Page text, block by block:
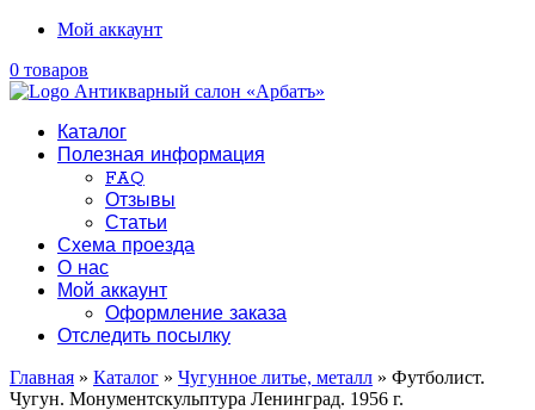
Мой аккаунт
0 товаров
Каталог
Полезная информация
FAQ
Отзывы
Статьи
Схема проезда
О нас
Мой аккаунт
Оформление заказа
Отследить посылку
Главная » Каталог » Чугунное литье, металл » Футболист.
Чугун. Монументскульптура Ленинград. 1956 г.